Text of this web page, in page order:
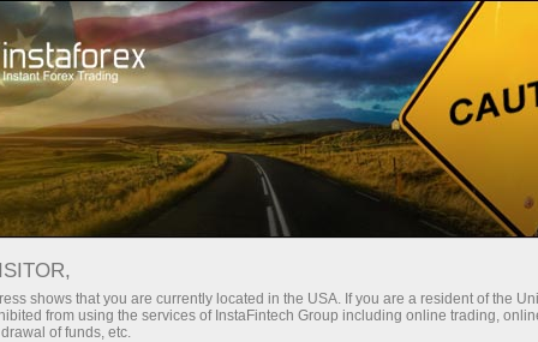
Dành cho Nhà giao dịch
Phân tích Forex
12.05.2026 06:17 AM
shows that you are currently located in the USA. If you are a resident of the
from using the services of InstaFintech Group including online trading,
of funds, etc.